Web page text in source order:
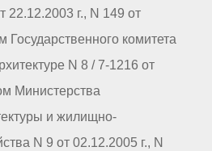
22.12.2003 г., N 149 от
Государственного комитета
N 8 / 7-1216 от
Министерства
и жилищно-
N 9 от 02.12.2005 г., N